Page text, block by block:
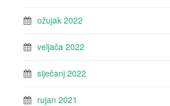
ožujak 2022
veljača 2022
siječanj 2022
rujan 2021